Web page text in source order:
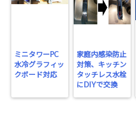
ミニタワーPC
水冷グラフィッ
クボード対応
家庭内感染防止
対策、キッチン
タッチレス水栓
にDIYで交換